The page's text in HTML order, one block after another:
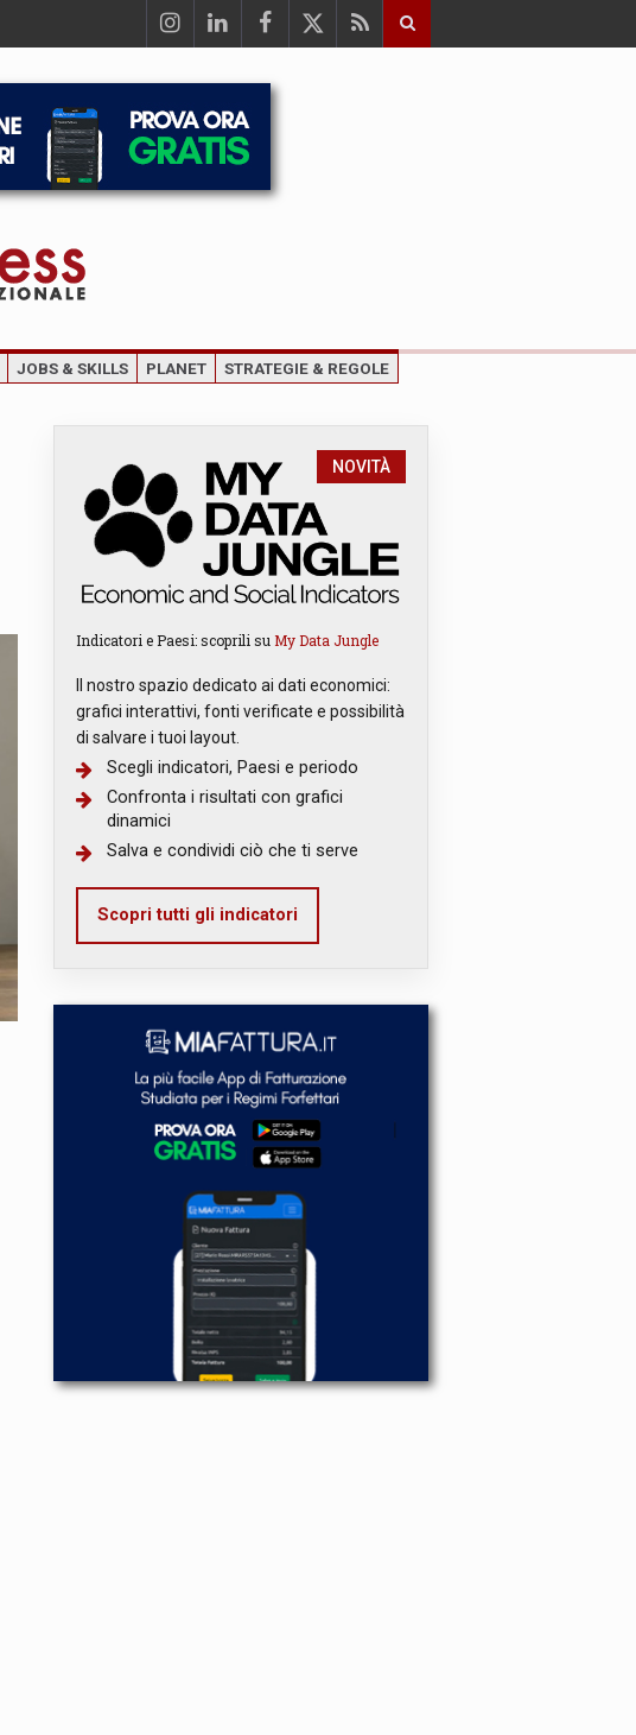
JOBS & SKILLS PLANET STRATEGIE & REGOLE
NOVITÀ
Indicatori e Paesi: scoprili su My Data Jungle
Il nostro spazio dedicato ai dati economici:
grafici interattivi, fonti verificate e possibilità
di salvare i tuoi layout.
Scegli indicatori, Paesi e periodo
Confronta i risultati con grafici
dinamici
Salva e condividi ciò che ti serve
Scopri tutti gli indicatori